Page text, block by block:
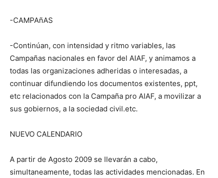
-CAMPAñAS
-Continúan, con intensidad y ritmo variables, las
Campañas nacionales en favor del AIAF, y animamos a
todas las organizaciones adheridas o interesadas, a
continuar difundiendo los documentos existentes, ppt,
etc relacionados con la Campaña pro AIAF, a movilizar a
sus gobiernos, a la sociedad civil.etc.
NUEVO CALENDARIO
A partir de Agosto 2009 se llevarán a cabo,
simultaneamente, todas las actividades mencionadas. En